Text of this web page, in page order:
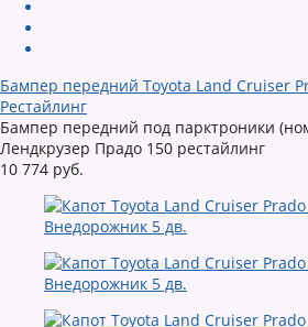
Бампер передний Toyota Land Cruiser
Рестайлинг
Бампер передний под парктроники
Лендкрузер Прадо 150 рестайлинг
10 774 руб.